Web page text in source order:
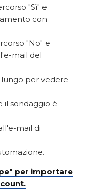
"Sì" e
con
"No" e
mail del
per vedere
il sondaggio è
mail di
per importare